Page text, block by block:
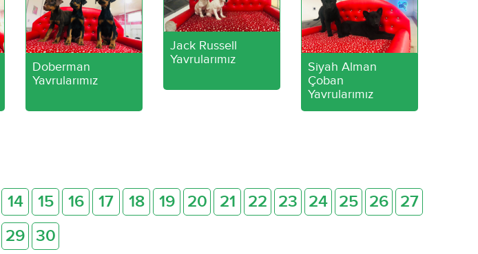
Doberman
Yavrularımız
Jack Russell
Yavrularımız
Siyah Alman
Çoban
Yavrularımız
14 15 16 17 18 19 20 21 22 23 24 25 26
27
29 30